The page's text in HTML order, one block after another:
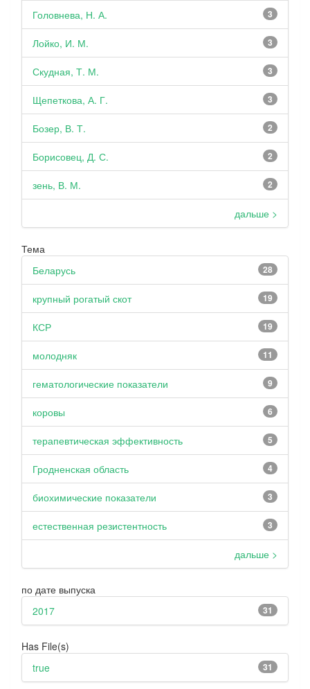
3
Головнева, Н. А.
3
Лойко, И. М.
3
Скудная, Т. М.
3
Щепеткова, А. Г.
2
Бозер, В. Т.
2
Борисовец, Д. С.
2
зень, В. М.
дальше >
Тема
28
Беларусь
19
крупный рогатый скот
19
КСР
11
молодняк
9
гематологические показатели
6
коровы
5
терапевтическая эффективность
4
Гродненская область
3
биохимические показатели
3
естественная резистентность
дальше >
по дате выпуска
31
2017
Has File(s)
31
true